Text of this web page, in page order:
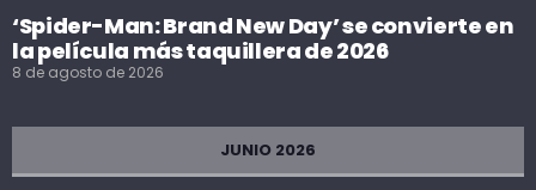
‘Spider-Man: Brand New Day’ se convierte en
la película más taquillera de 2026
8 de agosto de 2026
JUNIO 2026